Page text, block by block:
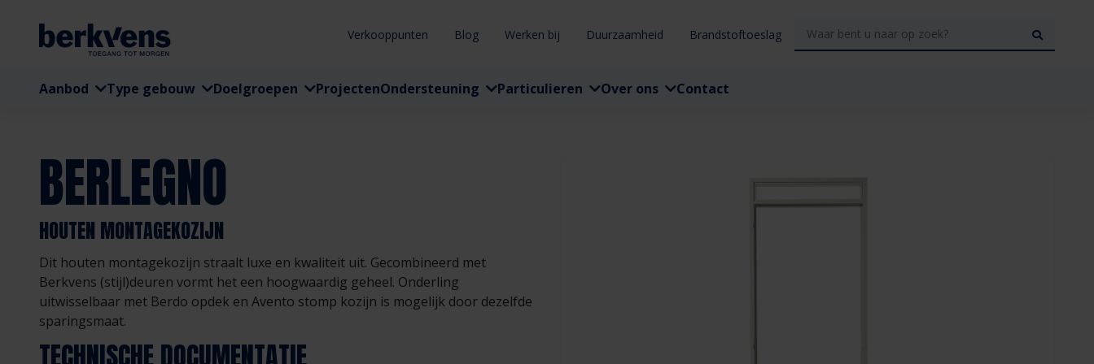
Verkooppunten Blog Werken bij Duurzaamheid Brandstoftoeslag
Aanbod Type gebouw Doelgroepen ProjectenOndersteuning Particulieren Over ons Contact
BERLEGNO
HOUTEN MONTAGEKOZIJN
Dit houten montagekozijn straalt luxe en kwaliteit uit. Gecombineerd met
Berkvens (stijl)deuren vormt het een hoogwaardig geheel. Onderling
uitwisselbaar met Berdo opdek en Avento stomp kozijn is mogelijk door dezelfde
sparingsmaat.